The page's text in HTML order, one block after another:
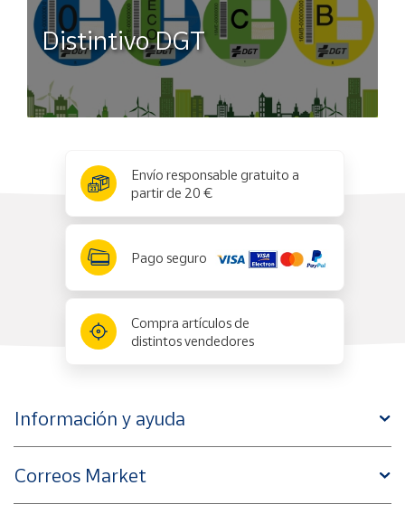
Distintivo DGT
Envío responsable gratuito a
partir de 20 €
Pago seguro
Compra artículos de
distintos vendedores
Información y ayuda
Correos Market